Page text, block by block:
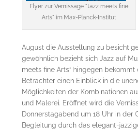
Flyer zur Vernissage "Jazz meets fine
Arts" im Max-Planck-Institut
August die Ausstellung zu
gewöhnlich bezieht sich Jazz auf
meets fine Arts“ hingegen
Betrachter einen Einblick in die
Möglichkeiten der Kombinationen
und Malerei. Eröffnet wird die
Donnerstagabend um 18 Uhr in der
Begleitung durch das elegant-